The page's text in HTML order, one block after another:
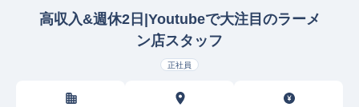
高収入&週休2日|Youtubeで大注目のラーメ
ン店スタッフ
正社員